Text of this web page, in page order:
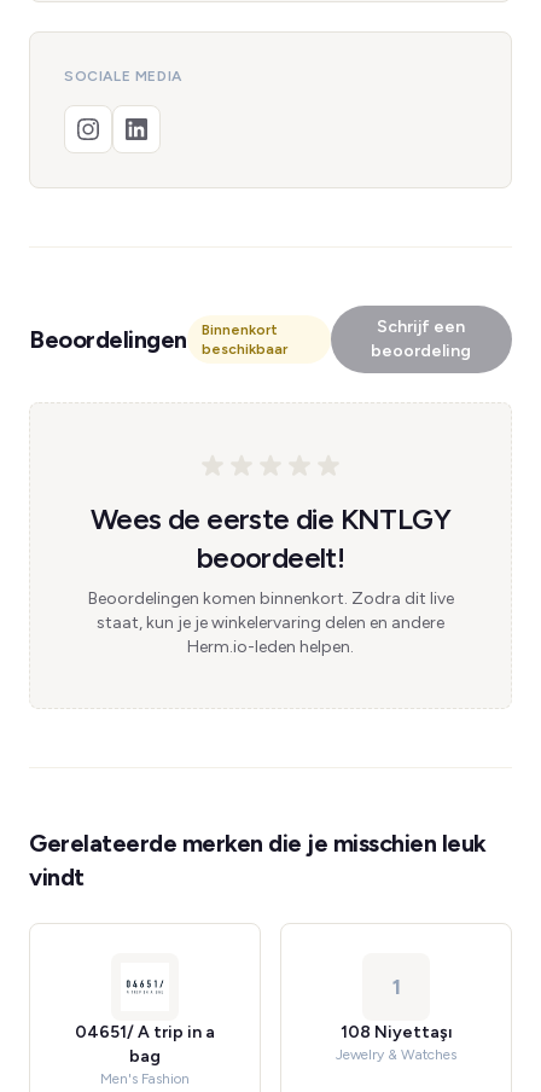
SOCIALE MEDIA
Beoordelingen
Binnenkort
beschikbaar
Schrijf een
beoordeling
Wees de eerste die KNTLGY
beoordeelt!
Beoordelingen komen binnenkort. Zodra dit live
staat, kun je je winkelervaring delen en andere
Herm.io-leden helpen.
Gerelateerde merken die je misschien leuk
vindt
04651/ A trip in a
bag
Men's Fashion
1
108 Niyettaşı
Jewelry & Watches